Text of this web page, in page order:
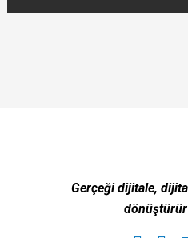
Gerçeği dijitale,
dönüştürür